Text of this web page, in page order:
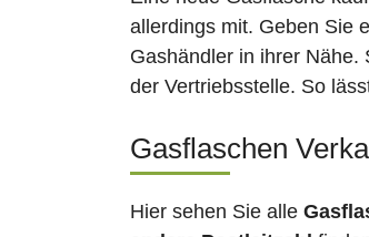
allerdings mit. Geben Sie
Gashändler in ihrer Nähe.
der Vertriebsstelle. So
Gasflaschen
Hier sehen Sie alle